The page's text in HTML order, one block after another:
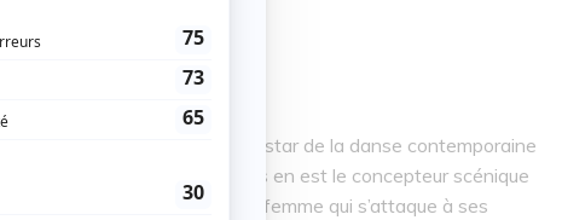
solo créé et interprété par la star de la danse contemporaine
Bronkhorst. Jan Martens en est le concepteur scénique
portrait hypnotisant d’une femme qui s’attaque à ses